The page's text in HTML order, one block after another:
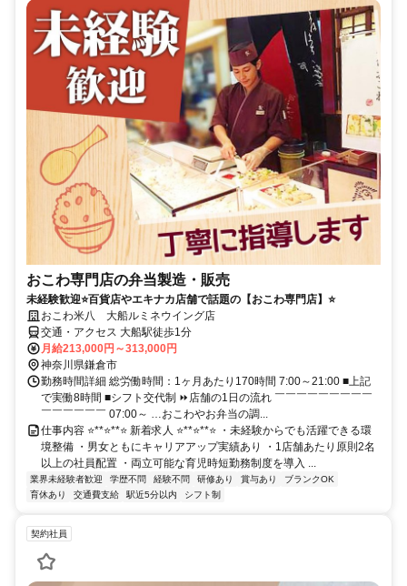
おこわ専門店の弁当製造・販売
未経験歓迎⭐百貨店やエキナカ店舗で話題の【おこわ専門店】⭐
おこわ米八 大船ルミネウイング店
交通・アクセス 大船駅徒歩1分
月給213,000円～313,000円
神奈川県鎌倉市
勤務時間詳細 総労働時間：1ヶ月あたり170時間 7:00～21:00 ■上記
で実働8時間 ■シフト交代制 ⏩店舗の1日の流れ ￣￣￣￣￣￣￣￣￣
￣￣￣￣￣￣ 07:00～ …おこわやお弁当の調...
仕事内容 ⭐**⭐**⭐ 新着求人 ⭐**⭐**⭐ ・未経験からでも活躍できる環
境整備 ・男女ともにキャリアアップ実績あり ・1店舗あたり原則2名
以上の社員配置 ・両立可能な育児時短勤務制度を導入 ...
業界未経験者歓迎 学歴不問 経験不問 研修あり 賞与あり
ブランクOK
育休あり
交通費支給 駅近5分以内 シフト制
契約社員